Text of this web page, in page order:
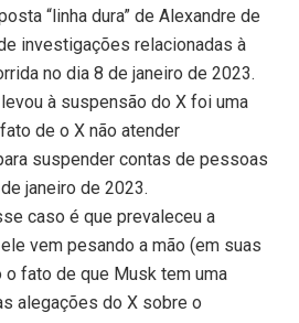
“linha dura” de Alexandre de
investigações relacionadas à
no dia 8 de janeiro de 2023.
à suspensão do X foi uma
de o X não atender
suspender contas de pessoas
janeiro de 2023.
caso é que prevaleceu a
vem pesando a mão (em suas
fato de que Musk tem uma
alegações do X sobre o